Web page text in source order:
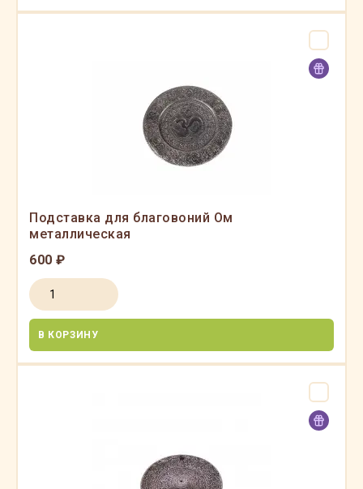
Подставка для благовоний Ом
металлическая
600 ₽
В КОРЗИНУ